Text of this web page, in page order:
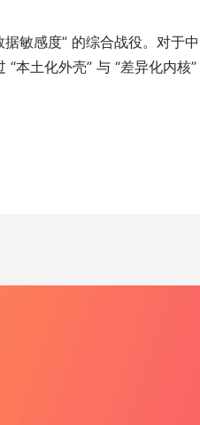
敏感度” 的综合战役。对于
本土化外壳” 与 “差异化内核